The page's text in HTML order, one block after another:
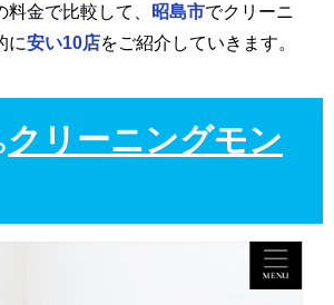
金で比較して、
昭島市でクリーニ
に安い10店をご紹介していきます。
クリーニングモン